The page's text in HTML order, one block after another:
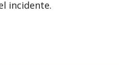
incidente.